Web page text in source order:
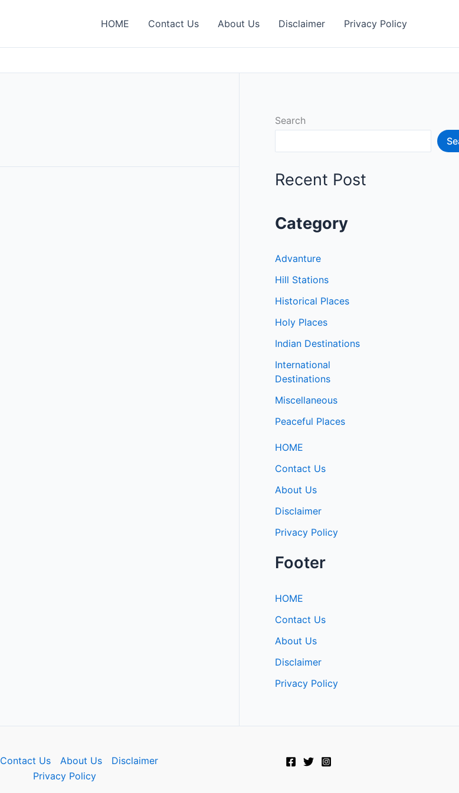
HOME Contact Us About Us Disclaimer Privacy Policy
Search
Recent Post
Category
Advanture
Hill Stations
Historical Places
Holy Places
Indian Destinations
International
Destinations
Miscellaneous
Peaceful Places
HOME
Contact Us
About Us
Disclaimer
Privacy Policy
Footer
HOME
Contact Us
About Us
Disclaimer
Privacy Policy
Contact Us About Us
Disclaimer
Privacy Policy